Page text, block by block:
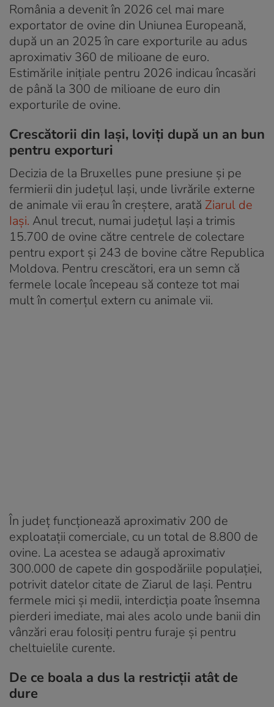
România a devenit în 2026 cel mai mare
exportator de ovine din Uniunea Europeană,
după un an 2025 în care exporturile au adus
aproximativ 360 de milioane de euro.
Estimările inițiale pentru 2026 indicau încasări
de până la 300 de milioane de euro din
exporturile de ovine.
Crescătorii din Iași, loviți după un an bun
pentru exporturi
Decizia de la Bruxelles pune presiune și pe
fermierii din județul Iași, unde livrările externe
de animale vii erau în creștere, arată Ziarul de
Iași. Anul trecut, numai județul Iași a trimis
15.700 de ovine către centrele de colectare
pentru export și 243 de bovine către Republica
Moldova. Pentru crescători, era un semn că
fermele locale începeau să conteze tot mai
mult în comerțul extern cu animale vii.
În județ funcționează aproximativ 200 de
exploatații comerciale, cu un total de 8.800 de
ovine. La acestea se adaugă aproximativ
300.000 de capete din gospodăriile populației,
potrivit datelor citate de Ziarul de Iași. Pentru
fermele mici și medii, interdicția poate însemna
pierderi imediate, mai ales acolo unde banii din
vânzări erau folosiți pentru furaje și pentru
cheltuielile curente.
De ce boala a dus la restricții atât de
dure